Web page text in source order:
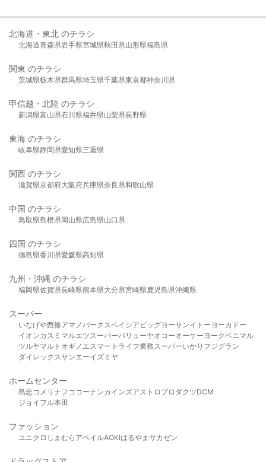
北海道・東北 のチラシ
北海道青森県岩手県宮城県秋田県山形県福島県
関東 のチラシ
茨城県栃木県群馬県埼玉県千葉県東京都神奈川県
甲信越・北陸 のチラシ
新潟県富山県石川県福井県山梨県長野県
東海 のチラシ
岐阜県静岡県愛知県三重県
関西 のチラシ
滋賀県京都府大阪府兵庫県奈良県和歌山県
中国 のチラシ
鳥取県島根県岡山県広島県山口県
四国 のチラシ
徳島県香川県愛媛県高知県
九州・沖縄 のチラシ
福岡県佐賀県長崎県熊本県大分県宮崎県鹿児島県沖縄県
スーパー
いなげや西條アマノパークスベイシア ビッグヨーサンイトーヨーカドー
イオンカスミ マルエツスーパーバリューヤオコーオーケー ヨークベニマル
ツルヤマルト オギノ エスマート ライフ業務スーパーいかり フジグラン
ダイレックスサンエーイズミヤ
ホームセンター
島忠 コメリ ナフコ コーナンカインズアストロプロダクツDCM
ジョイフル本田
ファッション
ユニクロ しまむら アベイルAOKIはるやま サカゼン